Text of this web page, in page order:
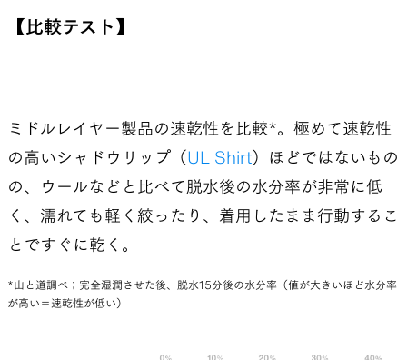
【比較テスト】
ミドルレイヤー製品の速乾性を比較*。極めて速乾性
の高いシャドウリップ（UL Shirt）ほどではないもの
の、ウールなどと比べて脱水後の水分率が非常に低
く、濡れても軽く絞ったり、着用したまま行動するこ
とですぐに乾く。
*山と道調べ；完全湿潤させた後、脱水15分後の水分率（値が大きいほど水分率
が高い＝速乾性が低い）